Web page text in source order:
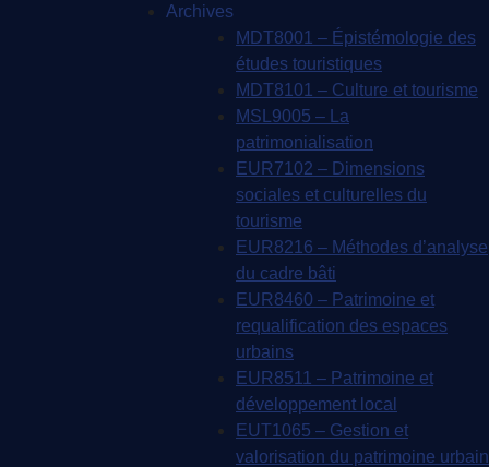
Archives
MDT8001 – Épistémologie des
études touristiques
MDT8101 – Culture et tourisme
MSL9005 – La
patrimonialisation
EUR7102 – Dimensions
sociales et culturelles du
tourisme
EUR8216 – Méthodes d’analyse
du cadre bâti
EUR8460 – Patrimoine et
requalification des espaces
urbains
EUR8511 – Patrimoine et
développement local
EUT1065 – Gestion et
valorisation du patrimoine urbain